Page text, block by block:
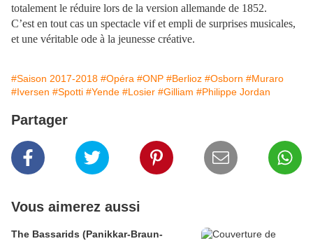
totalement le réduire lors de la version allemande de 1852.
C’est en tout cas un spectacle vif et empli de surprises musicales,
et une véritable ode à la jeunesse créative.
#Saison 2017-2018 #Opéra #ONP #Berlioz #Osborn #Muraro
#Iversen #Spotti #Yende #Losier #Gilliam #Philippe Jordan
Partager
Vous aimerez aussi
The Bassarids (Panikkar-Braun-